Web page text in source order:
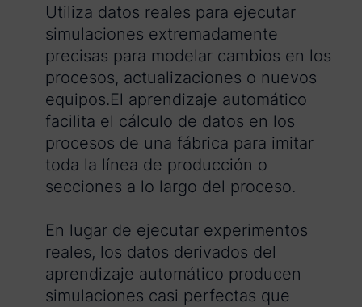
Utiliza datos reales para ejecutar
simulaciones extremadamente
precisas para modelar cambios en los
procesos, actualizaciones o nuevos
equipos.El aprendizaje automático
facilita el cálculo de datos en los
procesos de una fábrica para imitar
toda la línea de producción o
secciones a lo largo del proceso.
En lugar de ejecutar experimentos
reales, los datos derivados del
aprendizaje automático producen
simulaciones casi perfectas que